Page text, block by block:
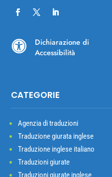

Dichiarazione di
Accessibilità
CATEGORIE
Agenzia di traduzioni
Traduzione giurata inglese
Traduzione inglese italiano
Traduzioni giurate